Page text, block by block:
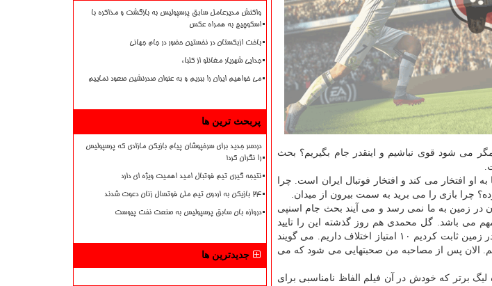
۷ جام مهندسی شده بگیریم؟ مگر می شود قوی نباشیم و اینقدر جام بگیریم؟ بحث
او افتخار می كند و افتخار فوتبال ایران است. چرا
چرا بازی را می برید به سمت بیرون از میدان.
است زورشان در زمین به ما نمی رسد و می آیند بحث جام اسنپی
می باشد. گل محمدی هم روز گذشته این را تایید
كردند. نباید یك طرفه قضاوت نماییم. اینكه بگویند ما فقط دنبال جام هستیم درست نیست. در زمین ثابت كردیم ۱۰ امتیاز اختلاف داریم. می گویند
الان پس از مصاحبه من صحبتهایی می شود كه می
برتر كه خودش در آن فیلم الفاظ نامناسبی برای
واکنش مدیرعامل سابق پرسپولیس به بازگشت و مذاکره با
اسکوچیچ به همراه عکس
باخت ازبکستان در نخستین حضور در جام جهانی
جدایی شهریار مغانلو از کلباء
می خواهیم ایران را ببریم و به عنوان صدرنشین صعود نماییم
پربحث ترین ها
دردسر جدید برای سرخپوشان پیام بازیکن مازادی که پرسپولیس
را نگران کرد!
نتیجه گیری تیم فوتبال امید اهمیت ویژه ای دارد
۲۴ بازیکن به اردوی تیم ملی فوتسال زنان دعوت شدند
دروازه بان سابق پرسپولیس به صنعت نفت پیوست
جدیدترین ها